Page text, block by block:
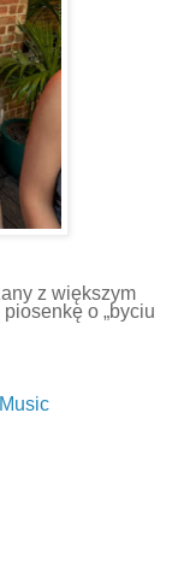
z większym
o „byciu